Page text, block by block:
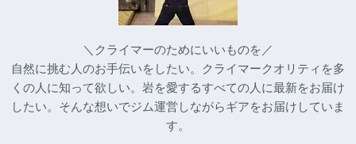
＼クライマーのためにいいものを／
自然に挑む人のお手伝いをしたい。クライマークオリティを多
くの人に知って欲しい。岩を愛するすべての人に最新をお届け
したい。そんな想いでジム運営しながらギアをお届けしていま
す。